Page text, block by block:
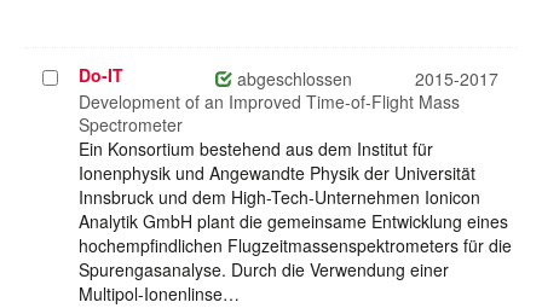
Projekt
auswählen
Do-IT abgeschlossen
2015-2017
Development of an Improved Time-of-Flight Mass
Spectrometer
Ein Konsortium bestehend aus dem Institut für
Ionenphysik und Angewandte Physik der Universität
Innsbruck und dem High-Tech-Unternehmen Ionicon
Analytik GmbH plant die gemeinsame Entwicklung eines
hochempfindlichen Flugzeitmassenspektrometers für die
Spurengasanalyse. Durch die Verwendung einer
Multipol-Ionenlinse…